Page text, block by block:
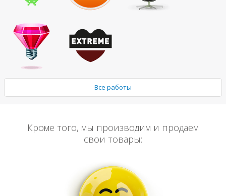
Все работы
Кроме того, мы производим и продаем
свои товары: